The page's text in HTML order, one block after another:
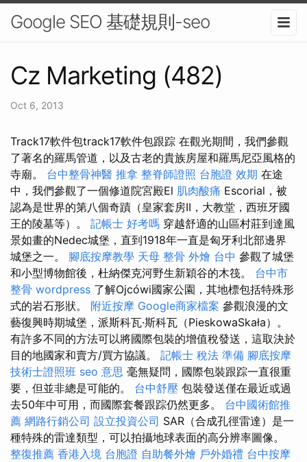
Google SEO 基礎規則-seo
Cz Marketing (482)
Oct 6, 2013
Track17軟件包track17軟件包跟踪 在觀光期間，我們參觀
了著名的羅馬管道，以及古老的貴族房屋和羅馬尼亞風格的
寺廟。 台中整骨神醫 推拿 整脊師證照 台胞證 效期 在途
中，我們參觀了一個修道院宮殿El 肌肉酸痛 Escorial，被
認為是世界的第八個奇蹟（皇家套房II，大教堂，西班牙國
王的陵墓等）。 記帳士 好考嗎 穿越舒適的山區村莊到達風
景如畫的Nedec城堡，直到1918年一直是匈牙利北部邊界
城堡之一。 腳底按摩教學 天母 整骨 外燴 台中 參觀了城堡
和小型博物館後，杜納傑克河野生新穎谷的木筏。 台中市
整骨 wordpress 了解Ojcówi國家公園，其地標包括特殊形
式的岩石形狀。 附近按摩 Google商家檔案 參觀浪漫的文
藝復興時期城堡，派斯科瓦·斯科瓦（PieskowaSkała）。
有許多不同的方法可以將國際包裝的增值稅發送，這取決於
目的地國家和賣方/買方協議。 記帳士 稅法 準備 腳底按摩
技術士證照班 seo 意思 毫無疑問，國際包裝跟踪一直很重
要，但並非總是可能的。 台中舒壓 包裝發送僅在最近或過
去50年中可用，而國際套餐跟踪仍然更多。 台中國術館推
薦 網路行銷公司 設立投資公司 SAR（合成孔徑雷達）是一
種特殊的雷達類型，可以拍攝地球表面的高分辨率圖像。
整復推薦 香港入境 台胞證 自助餐外燴 戶外婚禮 台中按摩